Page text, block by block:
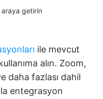
getirin
ile mevcut
alın. Zoom,
daha fazlası dahil
entegrasyon